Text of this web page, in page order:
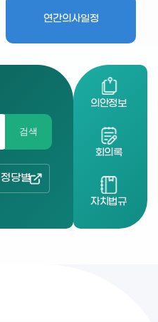
연간의사일정
검색
정당별
의안정보
회의록
자치법규